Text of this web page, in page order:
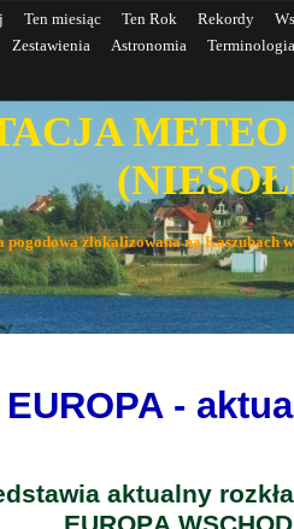
Ten miesiąc Ten Rok Rekordy
Zestawienia Astronomia
Terminologia
pogodowa zlokalizowana na
-
aktualny